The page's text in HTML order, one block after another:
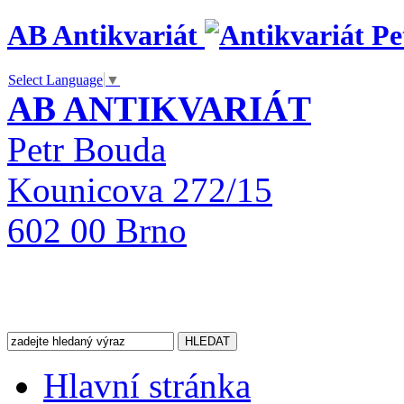
AB Antikvariát
Select Language ▼
AB ANTIKVARIÁT
Petr Bouda
Kounicova 272/15
602 00 Brno
Hlavní stránka